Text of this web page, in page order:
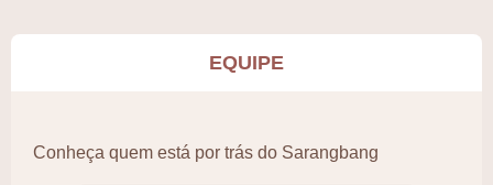
EQUIPE
Conheça quem está por trás do Sarangbang